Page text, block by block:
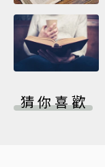
猜你喜歡